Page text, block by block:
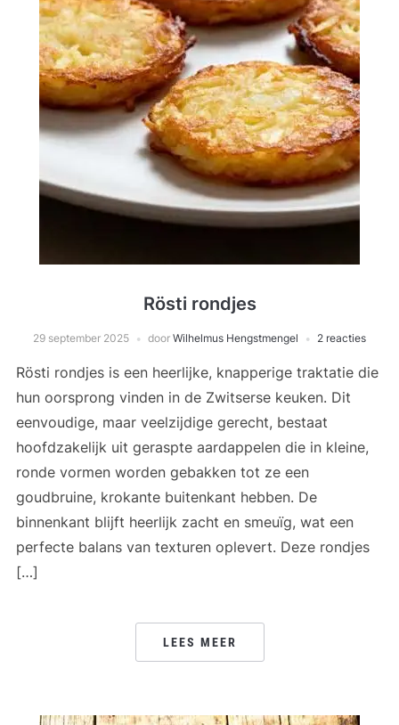
Rösti rondjes
29 september 2025 door Wilhelmus Hengstmengel 2 reacties
Rösti rondjes is een heerlijke, knapperige traktatie die
hun oorsprong vinden in de Zwitserse keuken. Dit
eenvoudige, maar veelzijdige gerecht, bestaat
hoofdzakelijk uit geraspte aardappelen die in kleine,
ronde vormen worden gebakken tot ze een
goudbruine, krokante buitenkant hebben. De
binnenkant blijft heerlijk zacht en smeuïg, wat een
perfecte balans van texturen oplevert. Deze rondjes
[…]
LEES MEER